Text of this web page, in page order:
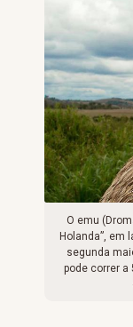
O emu
Holanda”, em
segunda
pode correr a